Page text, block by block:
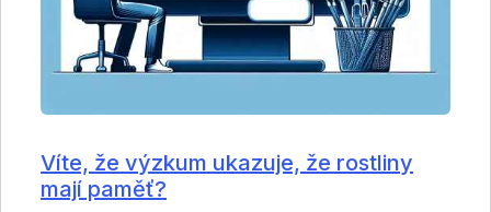
Víte, že výzkum ukazuje, že rostliny
mají paměť?